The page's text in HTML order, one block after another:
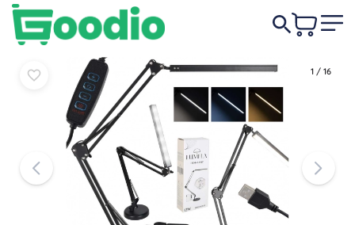
1 / 16
299 Kč Do košíku